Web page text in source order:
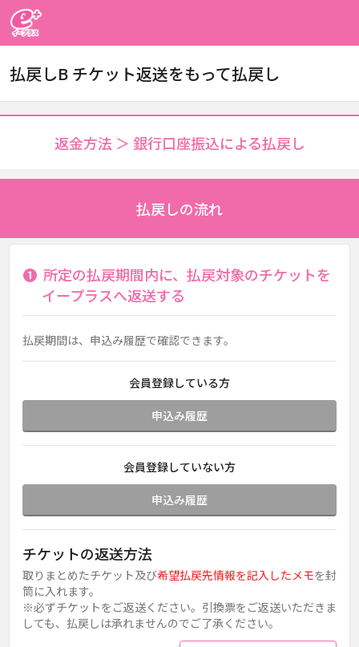
払戻しB チケット返送をもって払戻し
返金方法 ＞ 銀行口座振込による払戻し
払戻しの流れ
❶ 所定の払戻期間内に、払戻対象のチケットを
イープラスへ返送する
払戻期間は、申込み履歴で確認できます。
会員登録している方
申込み履歴
会員登録していない方
申込み履歴
チケットの返送方法
取りまとめたチケット及び希望払戻先情報を記入したメモを封
筒に入れます。
※必ずチケットをご返送ください。引換票をご返送いただきま
しても、払戻しは承れませんのでご了承ください。